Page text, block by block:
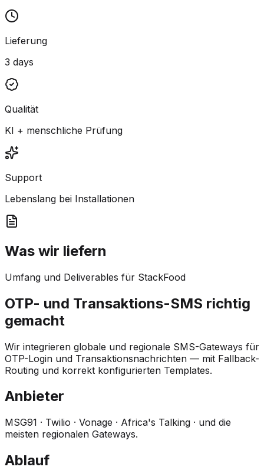
Lieferung
3 days
Qualität
KI + menschliche Prüfung
Support
Lebenslang bei Installationen
Was wir liefern
Umfang und Deliverables für StackFood
OTP- und Transaktions-SMS richtig
gemacht
Wir integrieren globale und regionale SMS-Gateways für
OTP-Login und Transaktionsnachrichten — mit Fallback-
Routing und korrekt konfigurierten Templates.
Anbieter
MSG91 · Twilio · Vonage · Africa's Talking · und die
meisten regionalen Gateways.
Ablauf